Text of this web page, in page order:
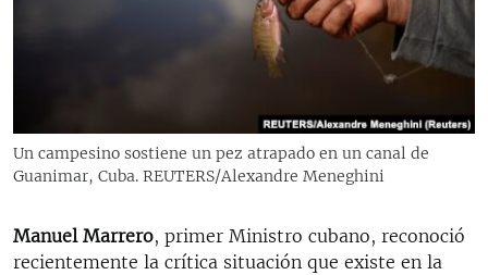
LA REALIDAD DE LA VIVIENDA EN CUBA
SER VIEJO EN CUBA
LOS SANTOS DE HIALEAH
EDITORIALES
Un campesino sostiene un pez atrapado en un canal de
Guanimar, Cuba. REUTERS/Alexandre Meneghini
Manuel Marrero, primer Ministro cubano, reconoció
recientemente la crítica situación que existe en la